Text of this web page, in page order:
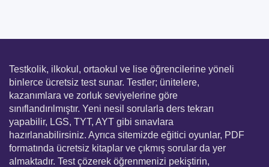
Testkolik, ilkokul, ortaokul ve lise öğrencilerine yöneli
binlerce ücretsiz test sunar. Testler; ünitelere,
kazanımlara ve zorluk seviyelerine göre
sınıflandırılmıştır. Yeni nesil sorularla ders tekrarı
yapabilir, LGS, TYT, AYT gibi sınavlara
hazırlanabilirsiniz. Ayrıca sitemizde eğitici oyunlar, PDF
formatında ücretsiz kitaplar ve çıkmış sorular da yer
almaktadır. Test çözerek öğrenmenizi pekiştirin,